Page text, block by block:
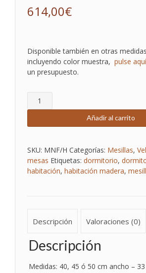
614,00€
Disponible también en otras
incluyendo color muestra, pulse aquí
un presupuesto.
MESILLA
NOCHE
NOGAL
MARQUETERIA
3
CAJONES
Añadir al carrito
SKU: MNF/H Categorías: Mesillas,
mesas Etiquetas: dormitorio,
habitación, habitación madera,
Descripción Valoraciones (0)
Descripción
Medidas: 40, 45 ó 50 cm ancho –